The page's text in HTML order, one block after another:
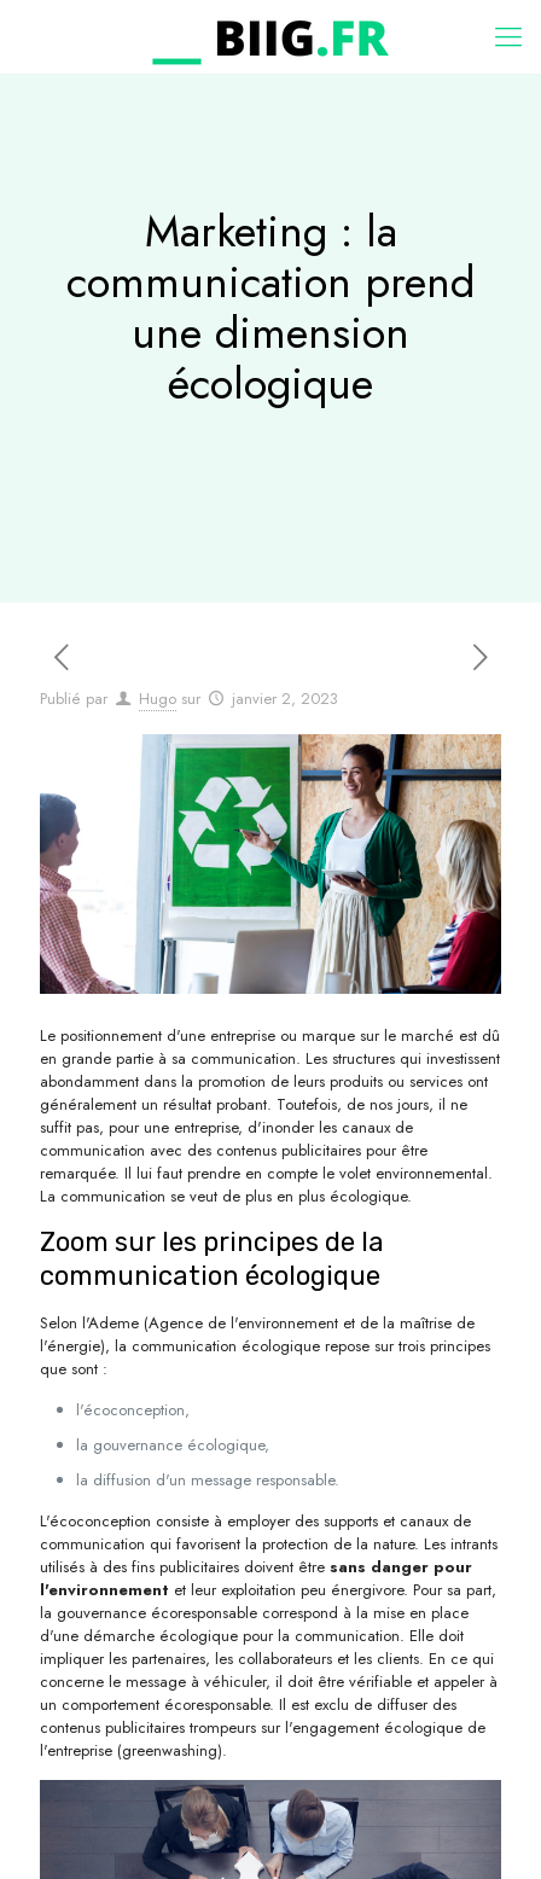
Marketing : la
communication prend
une dimension
écologique
Publié par Hugo sur janvier 2, 2023
Le positionnement d'une entreprise ou marque sur le marché est dû
en grande partie à sa communication. Les structures qui investissent
abondamment dans la promotion de leurs produits ou services ont
généralement un résultat probant. Toutefois, de nos jours, il ne
suffit pas, pour une entreprise, d'inonder les canaux de
communication avec des contenus publicitaires pour être
remarquée. Il lui faut prendre en compte le volet environnemental.
La communication se veut de plus en plus écologique.
Zoom sur les principes de la
communication écologique
Selon l'Ademe (Agence de l'environnement et de la maîtrise de
l'énergie), la communication écologique repose sur trois principes
que sont :
l'écoconception,
la gouvernance écologique,
la diffusion d'un message responsable.
L'écoconception consiste à employer des supports et canaux de
communication qui favorisent la protection de la nature. Les intrants
utilisés à des fins publicitaires doivent être sans danger pour
l'environnement et leur exploitation peu énergivore. Pour sa part,
la gouvernance écoresponsable correspond à la mise en place
d'une démarche écologique pour la communication. Elle doit
impliquer les partenaires, les collaborateurs et les clients. En ce qui
concerne le message à véhiculer, il doit être vérifiable et appeler à
un comportement écoresponsable. Il est exclu de diffuser des
contenus publicitaires trompeurs sur l'engagement écologique de
l'entreprise (greenwashing).